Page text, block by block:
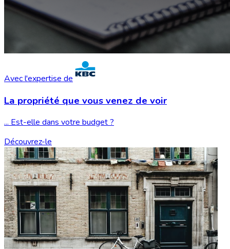
Avec l'expertise de
La propriété que vousvenez de voir
... Est-elle dans votre budget ?
Découvrez-le